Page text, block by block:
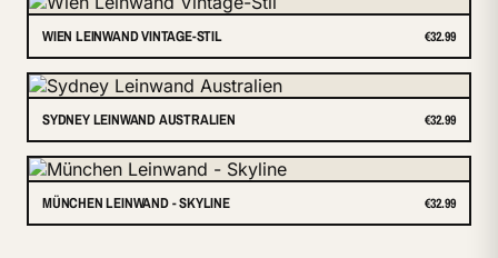
WIEN LEINWAND VINTAGE-STIL €32.99
SYDNEY LEINWAND AUSTRALIEN €32.99
MÜNCHEN LEINWAND - SKYLINE €32.99